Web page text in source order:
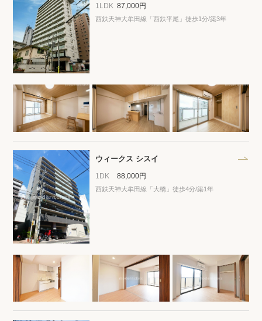
1LDK 87,000円
西鉄天神大牟田線「西鉄平尾」徒歩1分/築3年
ウィークス シスイ
1DK 88,000円
西鉄天神大牟田線「大橋」徒歩4分/築1年